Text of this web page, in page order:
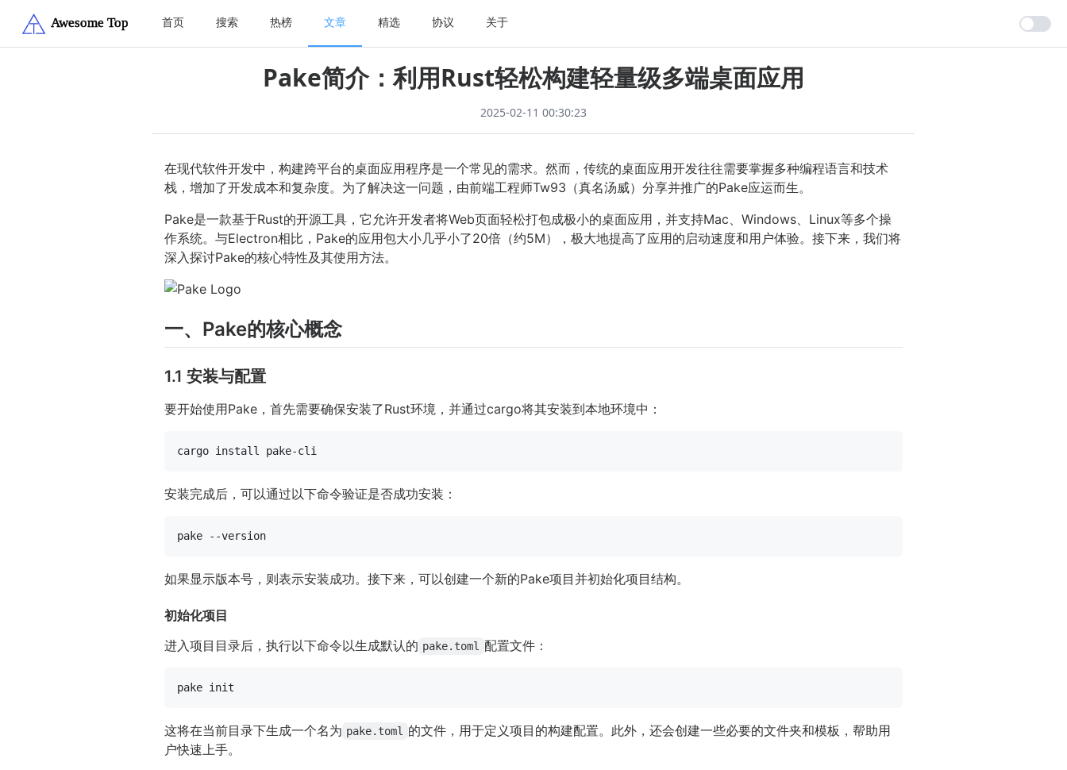
首页 搜索 热榜 文章 精选 协议 关于
Pake简介：利用Rust轻松构建轻量级多端桌面应用
2025-02-11 00:30:23
在现代软件开发中，构建跨平台的桌面应用程序是一个常见的需求。然而，传统的桌面应用开发往往需要掌握多种编程语言和技术
栈，增加了开发成本和复杂度。为了解决这一问题，由前端工程师Tw93（真名汤威）分享并推广的Pake应运而生。
Pake是一款基于Rust的开源工具，它允许开发者将Web页面轻松打包成极小的桌面应用，并支持Mac、Windows、Linux等多个操
作系统。与Electron相比，Pake的应用包大小几乎小了20倍（约5M），极大地提高了应用的启动速度和用户体验。接下来，我们将
深入探讨Pake的核心特性及其使用方法。
一、Pake的核心概念
1.1 安装与配置
要开始使用Pake，首先需要确保安装了Rust环境，并通过cargo将其安装到本地环境中：
安装完成后，可以通过以下命令验证是否成功安装：
如果显示版本号，则表示安装成功。接下来，可以创建一个新的Pake项目并初始化项目结构。
初始化项目
进入项目目录后，执行以下命令以生成默认的 pake.toml 配置文件：
这将在当前目录下生成一个名为 pake.toml
的文件，用于定义项目的构建配置。此外，还会创建一些必要的文件夹和模板，帮助用
户快速上手。